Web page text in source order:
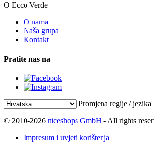
O Ecco Verde
O nama
Naša grupa
Kontakt
Pratite nas na
Promjena regije / jezika
© 2010-2026 niceshops GmbH - All rights
Impresum i uvjeti korištenja